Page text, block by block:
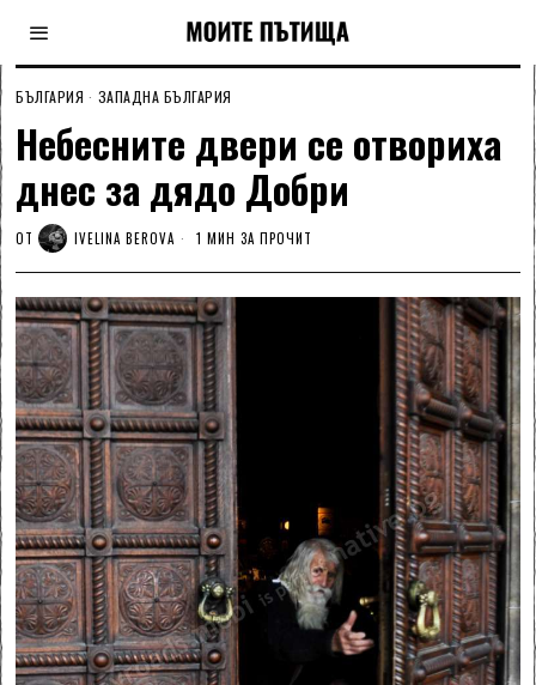
БЪЛГАРИЯ · ЗАПАДНА БЪЛГАРИЯ
Небесните двери се отвориха
днес за дядо Добри
ОТ IVELINA BEROVA 1 МИН ЗА ПРОЧИТ